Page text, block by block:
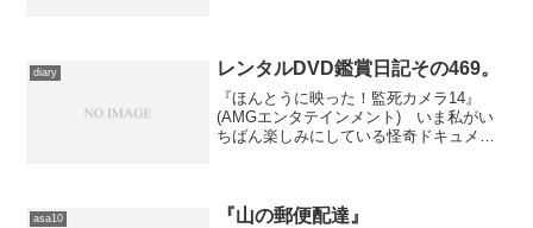
ャル、アリン・ス...
diary レンタルDVD鑑賞日記その469。
『ほんとうに映った！監死カメラ14』
(AMGエンタテインメント) いま私がい
ちばん楽しみにしている怪奇ドキュメン
込む“廃墟８”、第５...
asa10 『山の郵便配達』